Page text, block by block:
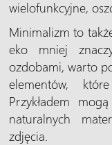
wielofunkcyjne,
Minimalizm to
eko mniej
ozdobami, warto
elementów,
Przykładem
naturalnych
zdjęcia.